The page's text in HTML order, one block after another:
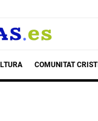
COMUNITAT